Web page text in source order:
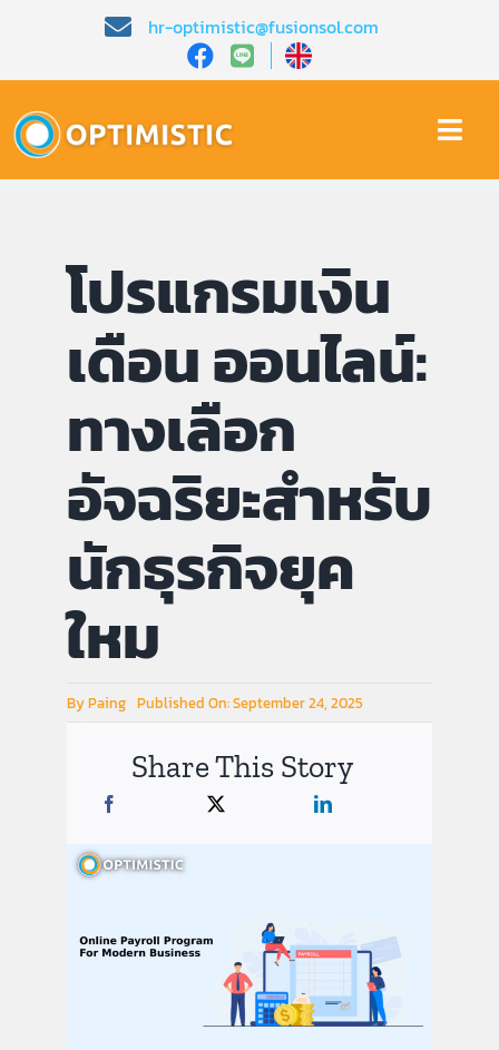
content
hr-optimistic@fusionsol.com
เกี่ยวกับเรา​
คุณสมบัติ​
บทความ
การสาธิต
คู่มือการใช้งาน
สมัครใช้งานฟรี
เข้าสู่ระบบ​
โปรแกรมเงิน
เดือน ออนไลน์:
ทางเลือก
อัจฉริยะสำหรับ
นักธุรกิจยุค
ใหม
ByPaing Published On: September 24, 2025
Share This Story